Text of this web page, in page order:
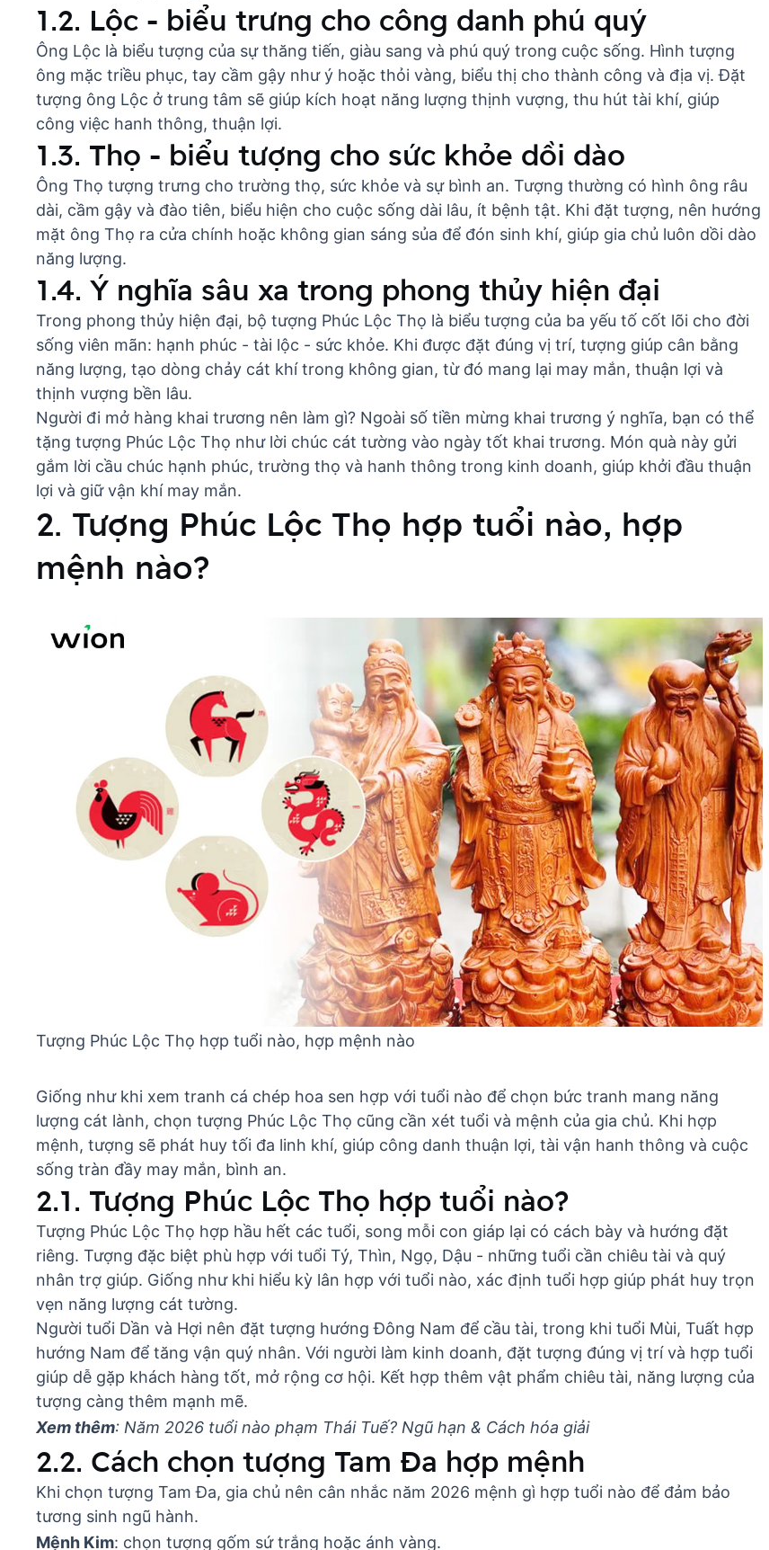
1.2. Lộc - biểu trưng cho công danh phú quý
Ông Lộc là biểu tượng của sự thăng tiến, giàu sang và phú quý trong cuộc sống. Hình tượng
ông mặc triều phục, tay cầm gậy như ý hoặc thỏi vàng, biểu thị cho thành công và địa vị. Đặt
tượng ông Lộc ở trung tâm sẽ giúp kích hoạt năng lượng thịnh vượng, thu hút tài khí, giúp
công việc hanh thông, thuận lợi.
1.3. Thọ - biểu tượng cho sức khỏe dồi dào
Ông Thọ tượng trưng cho trường thọ, sức khỏe và sự bình an. Tượng thường có hình ông râu
dài, cầm gậy và đào tiên, biểu hiện cho cuộc sống dài lâu, ít bệnh tật. Khi đặt tượng, nên hướng
mặt ông Thọ ra cửa chính hoặc không gian sáng sủa để đón sinh khí, giúp gia chủ luôn dồi dào
năng lượng.
1.4. Ý nghĩa sâu xa trong phong thủy hiện đại
Trong phong thủy hiện đại, bộ tượng Phúc Lộc Thọ là biểu tượng của ba yếu tố cốt lõi cho đời
sống viên mãn: hạnh phúc - tài lộc - sức khỏe. Khi được đặt đúng vị trí, tượng giúp cân bằng
năng lượng, tạo dòng chảy cát khí trong không gian, từ đó mang lại may mắn, thuận lợi và
thịnh vượng bền lâu.
Người đi mở hàng khai trương nên làm gì? Ngoài số tiền mừng khai trương ý nghĩa, bạn có thể
tặng tượng Phúc Lộc Thọ như lời chúc cát tường vào ngày tốt khai trương. Món quà này gửi
gắm lời cầu chúc hạnh phúc, trường thọ và hanh thông trong kinh doanh, giúp khởi đầu thuận
lợi và giữ vận khí may mắn.
2. Tượng Phúc Lộc Thọ hợp tuổi nào, hợp
mệnh nào?
Tượng Phúc Lộc Thọ hợp tuổi nào, hợp mệnh nào
Giống như khi xem tranh cá chép hoa sen hợp với tuổi nào để chọn bức tranh mang năng
lượng cát lành, chọn tượng Phúc Lộc Thọ cũng cần xét tuổi và mệnh của gia chủ. Khi hợp
mệnh, tượng sẽ phát huy tối đa linh khí, giúp công danh thuận lợi, tài vận hanh thông và cuộc
sống tràn đầy may mắn, bình an.
2.1. Tượng Phúc Lộc Thọ hợp tuổi nào?
Tượng Phúc Lộc Thọ hợp hầu hết các tuổi, song mỗi con giáp lại có cách bày và hướng đặt
riêng. Tượng đặc biệt phù hợp với tuổi Tý, Thìn, Ngọ, Dậu - những tuổi cần chiêu tài và quý
nhân trợ giúp. Giống như khi hiểu kỳ lân hợp với tuổi nào, xác định tuổi hợp giúp phát huy trọn
vẹn năng lượng cát tường.
Người tuổi Dần và Hợi nên đặt tượng hướng Đông Nam để cầu tài, trong khi tuổi Mùi, Tuất hợp
hướng Nam để tăng vận quý nhân. Với người làm kinh doanh, đặt tượng đúng vị trí và hợp tuổi
giúp dễ gặp khách hàng tốt, mở rộng cơ hội. Kết hợp thêm vật phẩm chiêu tài, năng lượng của
tượng càng thêm mạnh mẽ.
Xem thêm: Năm 2026 tuổi nào phạm Thái Tuế? Ngũ hạn & Cách hóa giải
2.2. Cách chọn tượng Tam Đa hợp mệnh
Khi chọn tượng Tam Đa, gia chủ nên cân nhắc năm 2026 mệnh gì hợp tuổi nào để đảm bảo
tương sinh ngũ hành.
Mệnh Kim: chọn tượng gốm sứ trắng hoặc ánh vàng.